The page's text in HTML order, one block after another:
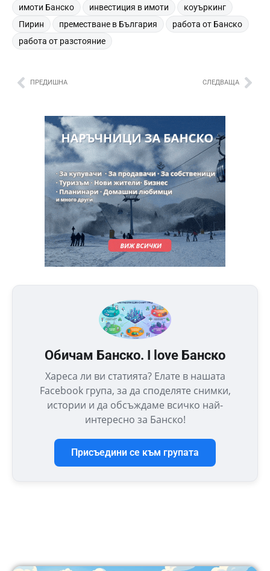
имоти Банско инвестиция в имоти коуъркинг
Пирин преместване в България работа от Банско
работа от разстояние
ПРЕДИШНА СЛЕДВАЩА
Обичам Банско. I love Банско
Хареса ли ви статията? Елате в нашата
Facebook група, за да споделяте снимки,
истории и да обсъждаме всичко най-
интересно за Банско!
Присъедини се към групата